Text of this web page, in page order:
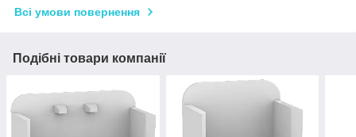
Всі умови повернення
Подібні товари компанії